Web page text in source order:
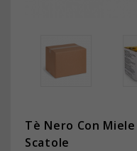
Tè Nero Con
Scatole